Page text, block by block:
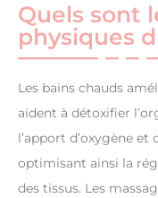
Quels sont
physiques
Les bains chauds
aident à détoxifier
l’apport d’oxygène
optimisant ainsi la
des tissus. Les